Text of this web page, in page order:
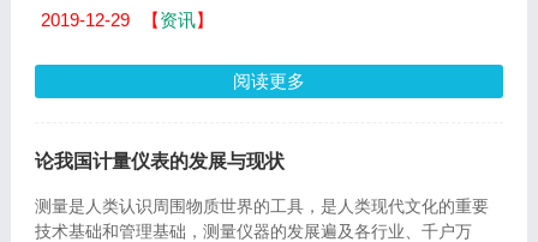
2019-12-29 【资讯】
阅读更多
论我国计量仪表的发展与现状
测量是人类认识周围物质世界的工具，是人类现代文化的重要
技术基础和管理基础，测量仪器的发展遍及各行业、千户万